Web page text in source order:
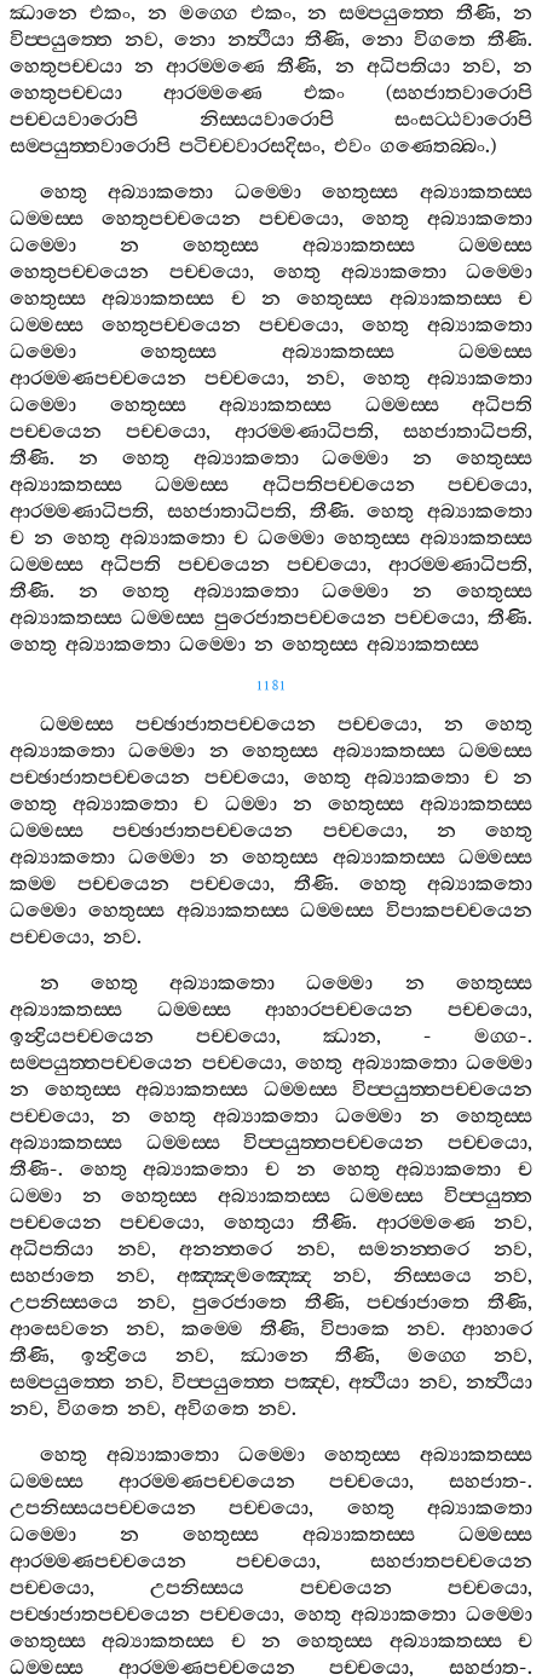
ඣානෙ එකං, න මග‍්ගෙ එකං,න සම‍්පයුත‍්තෙ තීණි, න
විප‍්පයුත‍්තෙ නව,නො නත්‍ථියා තීණි, නො විගතෙ තීණි.
හෙතුපච‍්චයා න ආරම‍්මණෙ තීණි, න අධිපතියා නව,න
හෙතුපච‍්චයා
ආරම‍්මණෙ එකං (සහජාතවාරොපි
පච‍්චයවාරොපි
නිස‍්සයවාරොපි
සංසට‍්ඨවාරොපි
සම‍්පයුත‍්තවාරොපි පටිච‍්චවාරසදිසං, එවං ගණෙතබ‍්බං.)
හෙතු
අබ්‍යාකතො ධම‍්මො හෙතුස‍්ස
අබ්‍යාකතස‍්ස
ධම‍්මස‍්ස
හෙතුපච‍්චයෙන පච‍්චයො, හෙතු
අබ්‍යාකතො
ධම‍්මො
න හෙතුස‍්ස අබ්‍යාකතස‍්ස
ධම‍්මස‍්ස
හෙතුපච‍්චයෙන
පච‍්චයො, හෙතු අබ්‍යාකතො
ධම‍්මො
හෙතුස‍්ස
අබ්‍යාකතස‍්ස ච න හෙතුස‍්ස අබ්‍යාකතස‍්ස
ච
ධම‍්මස‍්ස
හෙතුපච‍්චයෙන පච‍්චයො, හෙතු
අබ්‍යාකතො
ධම‍්මො
හෙතුස‍්ස අබ්‍යාකතස‍්ස
ධම‍්මස‍්ස
ආරම‍්මණපච‍්චයෙන
පච‍්චයො, නව, හෙතු
අබ්‍යාකතො
ධම‍්මො
හෙතුස‍්ස අබ්‍යාකතස‍්ස ධම‍්මස‍්ස
අධිපති
පච‍්චයෙන
පච‍්චයො, ආරම‍්මණාධිපති, සහජාතාධිපති,
තීණි. න හෙතු අබ්‍යාකතො ධම‍්මො න
හෙතුස‍්ස
අබ්‍යාකතස‍්ස
ධම‍්මස‍්ස අධිපතිපච‍්චයෙන පච‍්චයො,
ආරම‍්මණාධිපති, සහජාතාධිපති, තීණි.හෙතු
අබ්‍යාකතො
ච න හෙතු අබ්‍යාකතො ච ධම‍්මො හෙතුස‍්ස අබ්‍යාකතස‍්ස
ධම‍්මස‍්ස
අධිපති පච‍්චයෙන පච‍්චයො, ආරම‍්මණාධිපති,
තීණි. න හෙතු අබ්‍යාකතො ධම‍්මො න
හෙතුස‍්ස
අබ්‍යාකතස‍්ස ධම‍්මස‍්ස පුරෙජාතපච‍්චයෙන පච‍්චයො, තීණි.
හෙතු අබ්‍යාකතො ධම‍්මො න හෙතුස‍්ස අබ්‍යාකතස‍්ස
1181
ධම‍්මස‍්ස පච‍්ඡාජාතපච‍්චයෙන පච‍්චයො, න
හෙතු
අබ්‍යාකතො
ධම‍්මො න හෙතුස‍්ස අබ්‍යාකතස‍්ස
ධම‍්මස‍්ස
පච‍්ඡාජාතපච‍්චයෙන
පච‍්චයො, හෙතු අබ්‍යාකතො ච
න
හෙතු
අබ්‍යාකතො ච ධම‍්මා න හෙතුස‍්ස
අබ්‍යාකතස‍්ස
ධම‍්මස‍්ස
පච‍්ඡාජාතපච‍්චයෙන පච‍්චයො, න
හෙතු
අබ්‍යාකතො
ධම‍්මො න හෙතුස‍්ස අබ්‍යාකතස‍්ස
ධම‍්මස‍්ස
කම‍්ම
පච‍්චයෙන පච‍්චයො,තීණි.හෙතු
අබ්‍යාකතො
ධම‍්මො හෙතුස‍්ස අබ්‍යාකතස‍්ස ධම‍්මස‍්ස විපාකපච‍්චයෙන
පච‍්චයො, නව.
න
හෙතු අබ්‍යාකතො ධම‍්මො න
හෙතුස‍්ස
අබ්‍යාකතස‍්ස
ධම‍්මස‍්ස ආහාරපච‍්චයෙන පච‍්චයො,
ඉන්‍ද්‍රියපච‍්චයෙන
පච‍්චයො, ඣාන, - මග‍්ග-.
සම‍්පයුත‍්තපච‍්චයෙන පච‍්චයො, හෙතු අබ්‍යාකතො ධම‍්මො
න
හෙතුස‍්ස අබ්‍යාකතස‍්ස ධම‍්මස‍්ස
විප‍්පයුත‍්තපච‍්චයෙන
පච‍්චයො,න හෙතු අබ්‍යාකතො ධම‍්මො න
හෙතුස‍්ස
අබ්‍යාකතස‍්ස
ධම‍්මස‍්ස විප‍්පයුත‍්තපච‍්චයෙන පච‍්චයො,
තීණි-. හෙතු අබ්‍යාකතො ච න හෙතු අබ්‍යාකතො
ච
ධම‍්මා
න හෙතුස‍්ස අබ්‍යාකතස‍්ස ධම‍්මස‍්ස
විප‍්පයුත‍්ත
පච‍්චයෙන
පච‍්චයො, හෙතුයා තීණි. ආරම‍්මණෙ නව,
අධිපතියා
නව,අනන‍්තරෙ නව,සමනන‍්තරෙ නව,
සහජාතෙ
නව, අඤ‍්ඤමඤ‍්ඤෙ නව,නිස‍්සයෙ නව,
උපනිස‍්සයෙ
නව,පුරෙජාතෙ තීණි,පච‍්ඡාජාතෙ තීණි,
ආසෙවනෙ
නව, කම‍්මෙ තීණි,විපාකෙ නව.ආහාරෙ
තීණි,ඉන්‍ද්‍රියෙ නව,ඣානෙ තීණි, මග‍්ගෙ නව,
සම‍්පයුත‍්තෙ නව, විප‍්පයුත‍්තෙ පඤ‍්ච, අත්‍ථියා නව, නත්‍ථියා
නව, විගතෙ නව, අවිගතෙ නව.
හෙතු
අබ්‍යාකාතො ධම‍්මො හෙතුස‍්ස
අබ්‍යාකතස‍්ස
ධම‍්මස‍්ස
ආරම‍්මණපච‍්චයෙන පච‍්චයො,සහජාත-.
උපනිස‍්සයපච‍්චයෙන
පච‍්චයො, හෙතු
අබ්‍යාකතො
ධම‍්මො
න හෙතුස‍්ස අබ්‍යාකතස‍්ස
ධම‍්මස‍්ස
ආරම‍්මණපච‍්චයෙන
පච‍්චයො, සහජාතපච‍්චයෙන
පච‍්චයො, උපනිස‍්සය පච‍්චයෙන පච‍්චයො,
පච‍්ඡාජාතපච‍්චයෙන පච‍්චයො, හෙතු අබ්‍යාකතො ධම‍්මො
හෙතුස‍්ස
අබ්‍යාකතස‍්ස ච න හෙතුස‍්ස අබ්‍යාකතස‍්ස
ච
ධම‍්මස‍්ස
ආරම‍්මණපච‍්චයෙන පච‍්චයො,සහජාත-.